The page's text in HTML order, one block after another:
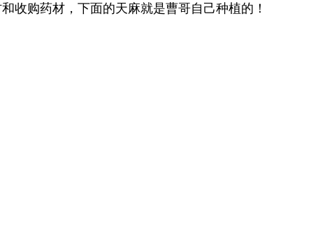
收购药材，下面的天麻就是曹哥自己种植的！